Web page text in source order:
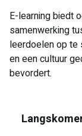
E-learning biedt
samenwerking
leerdoelen op te
en een cultuur
bevordert.